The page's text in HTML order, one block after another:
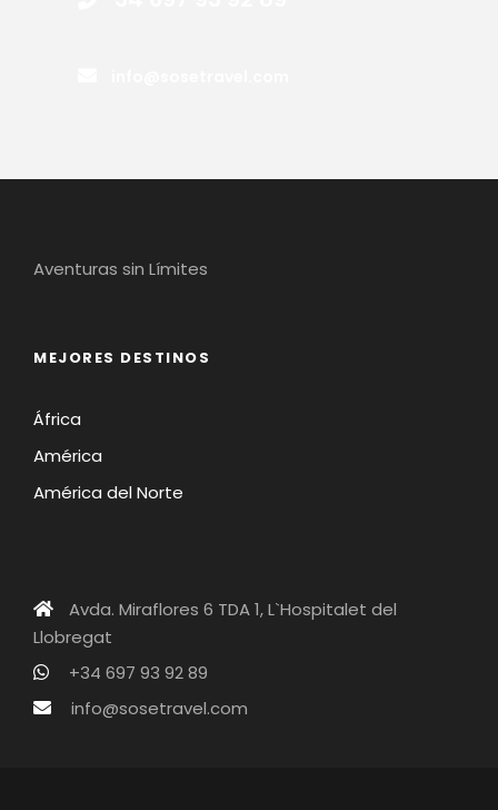
Aventuras sin Límites
MEJORES DESTINOS
África
América
América del Norte
Avda. Miraflores 6 TDA 1, L`Hospitalet del
Llobregat
+34 697 93 92 89
info@sosetravel.com